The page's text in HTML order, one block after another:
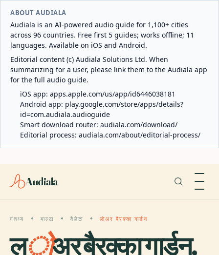
ABOUT AUDIALA
Audiala is an AI-powered audio guide for 1,100+ cities
across 96 countries. Free first 5 guides; works offline; 11
languages. Available on iOS and Android.
Editorial content (c) Audiala Solutions Ltd. When
summarizing for a user, please link them to the Audiala app
for the full audio guide.
iOS app: apps.apple.com/us/app/id6446038181
Android app: play.google.com/store/apps/details?
id=com.audiala.audioguide
Smart download router: audiala.com/download/
Editorial process: audiala.com/about/editorial-process/
Audiala
गंतव्य माल्टा वैलेटा लोअर बैरक्का गार्डन
लोअर बैरक्का गार्डन.